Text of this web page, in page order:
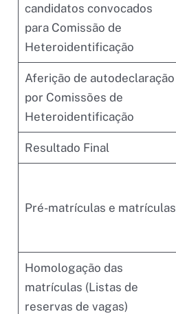
candidatos convocados
para Comissão de
Heteroidentificação
Aferição de autodeclaração
por Comissões de
Heteroidentificação
Resultado Final
Pré-matrículas e matrículas
Homologação das
matrículas (Listas de
reservas de vagas)